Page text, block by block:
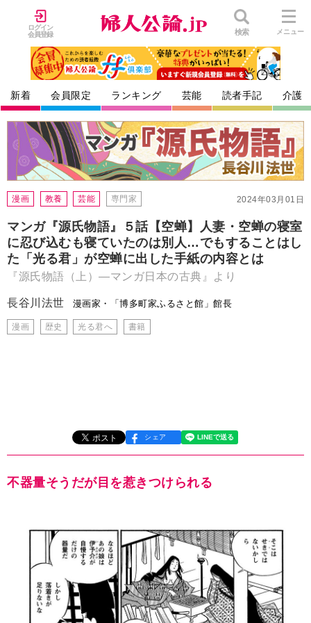
ログイン
会員登録
検索 メニュー
新着 会員限定 ランキング 芸能 読者手記 介護
2024年03月01日
漫画 教養 芸能 専門家
マンガ『源氏物語』５話【空蝉】人妻・空蝉の寝室
に忍び込むも寝ていたのは別人…でもすることはし
た「光る君」が空蝉に出した手紙の内容とは
『源氏物語（上）―マンガ日本の古典』より
長谷川法世 漫画家・「博多町家ふるさと館」館長
漫画 歴史 光る君へ 書籍
シェア
不器量そうだが目を惹きつけられる